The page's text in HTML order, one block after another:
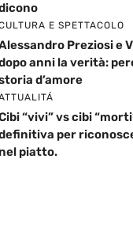
E SPETTACOLO
Preziosi e
anni la verità:
d’amore
“vivi” vs cibi
per
nel piatto.